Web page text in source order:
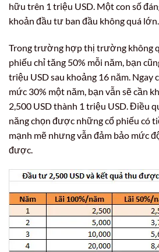
hữu trên 1 triệu USD. Một con số
khoản đầu tư ban đầu không quá lớn.
Trong trường hợp thị trường không
phiếu chỉ tăng 50% mỗi năm, bạn
triệu USD sau khoảng 16 năm.
mức 30% một năm, bạn vẫn sẽ cần
2,500 USD thành 1 triệu USD. Điều
năng chọn được những cổ phiếu có
mạnh mẽ nhưng vẫn đảm bảo mức
được.